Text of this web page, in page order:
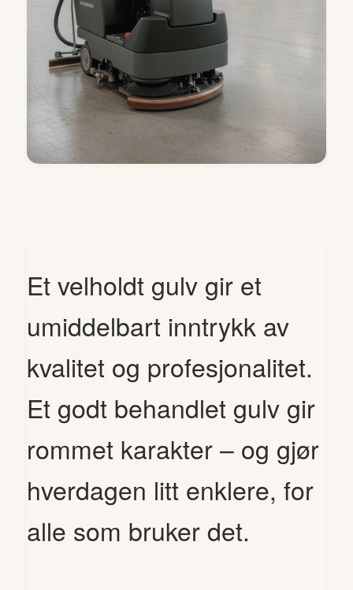
Et velholdt gulv gir et
umiddelbart inntrykk av
kvalitet og profesjonalitet.
Et godt behandlet gulv gir
rommet karakter – og gjør
hverdagen litt enklere, for
alle som bruker det.